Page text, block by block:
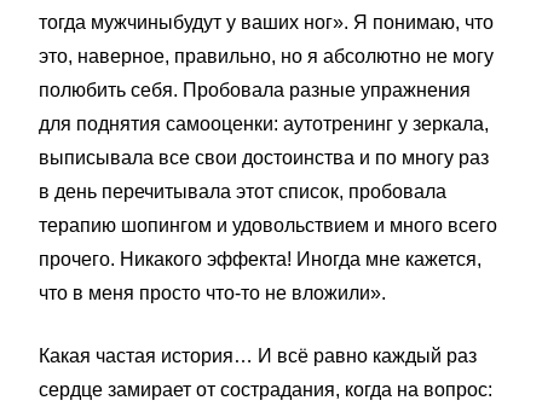
тогда мужчиныбудут у ваших ног». Я понимаю, что
это, наверное, правильно, но я абсолютно не могу
полюбить себя. Пробовала разные упражнения
для поднятия самооценки: аутотренинг у зеркала,
выписывала все свои достоинства и по многу раз
в день перечитывала этот список, пробовала
терапию шопингом и удовольствием и много всего
прочего. Никакого эффекта! Иногда мне кажется,
что в меня просто что-то не вложили».
Какая частая история… И всё равно каждый раз
сердце замирает от сострадания, когда на вопрос: